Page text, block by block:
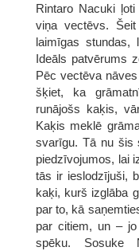
Rintaro Nacuki
viņa vectēvs.
laimīgas stundas,
Ideāls patvērums
Pēc vectēva
šķiet, ka
runājošs kaķis,
Kaķis meklē
svarīgu. Tā nu šis
piedzīvojumos, lai
tās ir ieslodzījuši,
kaķi, kurš izglāba
par to, kā
par citiem, un –
spēku. Sosuke